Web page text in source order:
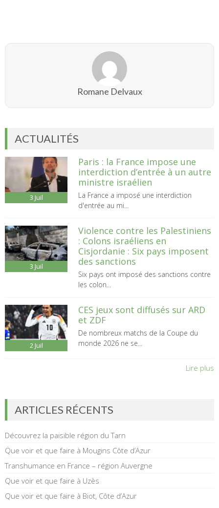
Romane Delvaux
ACTUALITÉS
3 Juil
Paris : la France impose une
interdiction d’entrée à un autre
ministre israélien
La France a imposé une interdiction
d'entrée au mi...
3 Juil
Violence contre les Palestiniens
: Colons israéliens en
Cisjordanie : Six pays imposent
des sanctions
Six pays ont imposé des sanctions contre
les colon...
2 Juil
CES jeux sont diffusés sur ARD
et ZDF
De nombreux matchs de la Coupe du
monde 2026 ne se...
Lire plus
ARTICLES RÉCENTS
Découvrez la paisible région du Tarn
Que voir et que faire à Mougins Côte d’Azur
Transhumance en France – région Auvergne
Que voir et que faire à Uzès
Que voir et que faire à Biot, Côte d’Azur